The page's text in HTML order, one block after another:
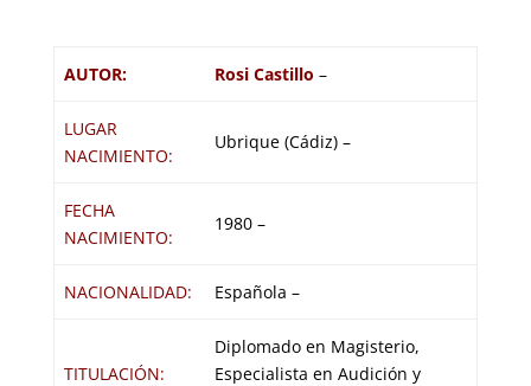
AUTOR: Rosi Castillo –
LUGAR
NACIMIENTO:
Ubrique (Cádiz) –
FECHA
NACIMIENTO:
1980 –
NACIONALIDAD: Española –
TITULACIÓN:
Diplomado en Magisterio,
Especialista en Audición y